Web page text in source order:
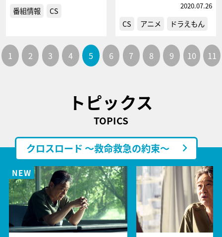
番組情報 CS
2020.07.26
CS アニメ ドラえもん
1 2 3 4 5 6 7 8 9 10 11
トピックス
TOPICS
クロスロード ～救命救急の約束～